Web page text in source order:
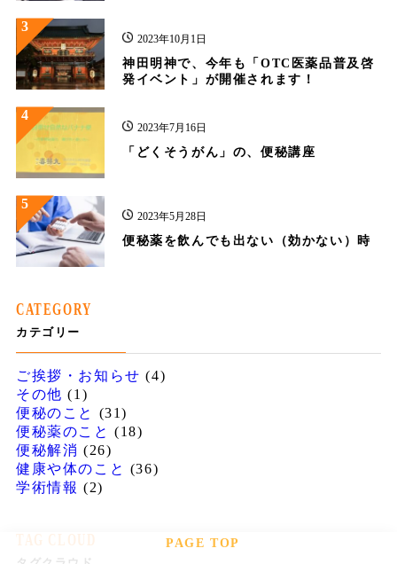
3
2023年10月1日
神田明神で、今年も「OTC医薬品普及啓
発イベント」が開催されます！
4
2023年7月16日
「どくそうがん」の、便秘講座
5
2023年5月28日
便秘薬を飲んでも出ない（効かない）時
CATEGORY
カテゴリー
ご挨拶・お知らせ (4)
その他 (1)
便秘のこと
(31)
便秘薬のこと (18)
便秘解消 (26)
健康や体のこと (36)
学術情報 (2)
TAG CLOUD PAGE TOP